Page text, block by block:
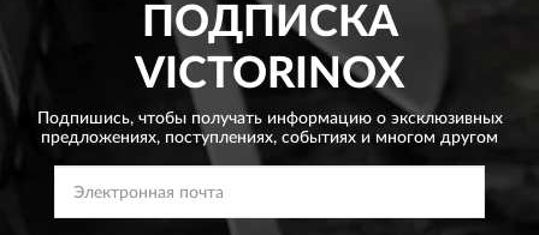
ПОДПИСКА
VICTORINOX
Подпишись, чтобы получать информацию о эксклюзивных
предложениях, поступлениях, событиях и многом другом